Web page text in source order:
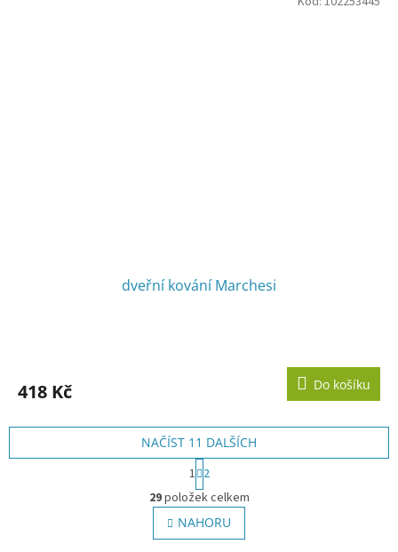
dveřní kování Marchesi
418 Kč Do košíku
O
v
l
á
NAČÍST 11 DALŠÍCH
S
t
r
á
n
k
1 2
29položek celkem
NAHORU